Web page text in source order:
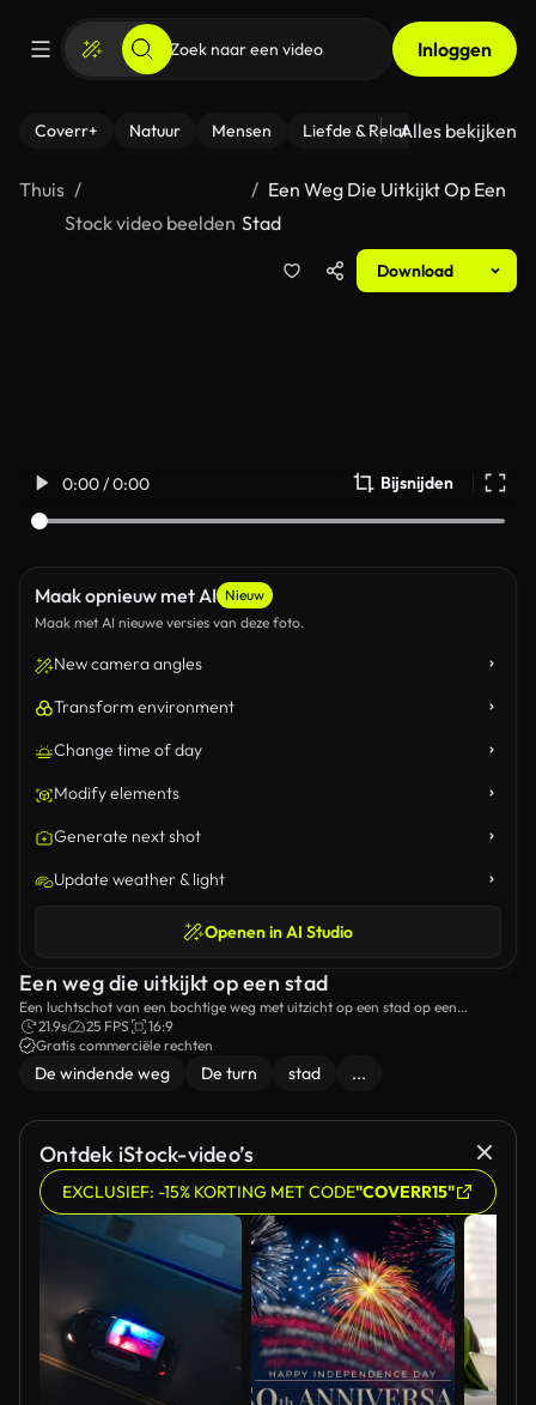
Inloggen
Coverr+ Natuur Mensen Liefde & Relaties - Fitness
Alles bekijken
Thuis
Stock video beelden
Een Weg Die Uitkijkt Op Een
Stad
Download
0:00 / 0:00 Bijsnijden
Maak opnieuw met AI Nieuw
Maak met AI nieuwe versies van deze foto.
New camera angles
Transform environment
Change time of day
Modify elements
Generate next shot
Update weather & light
Openen in AI Studio
Een weg die uitkijkt op een stad
Een luchtschot van een bochtige weg met uitzicht op een stad op een
bewolkte dag.
21.9s 25 FPS
16:9
Gratis commerciële rechten
De windende weg De turn stad ...
Ontdek iStock-video’s
EXCLUSIEF: -15% KORTING MET CODE"COVERR15"